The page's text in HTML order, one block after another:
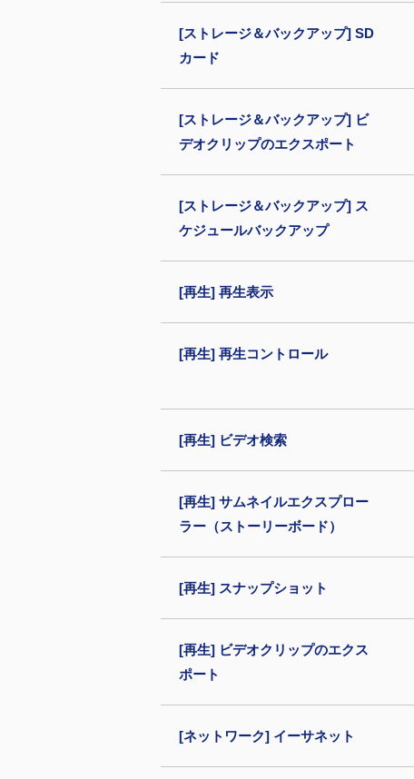
[ストレージ＆バックアップ] SD
カード
[ストレージ＆バックアップ] ビ
デオクリップのエクスポート
[ストレージ＆バックアップ] ス
ケジュールバックアップ
[再生] 再生表示
[再生] 再生コントロール
[再生] ビデオ検索
[再生] サムネイルエクスプロー
ラー（ストーリーボード）
[再生] スナップショット
[再生] ビデオクリップのエクス
ポート
[ネットワーク] イーサネット